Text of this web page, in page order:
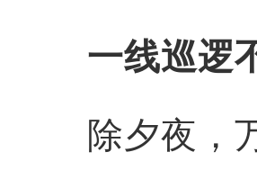
一线巡逻
除夕夜，万